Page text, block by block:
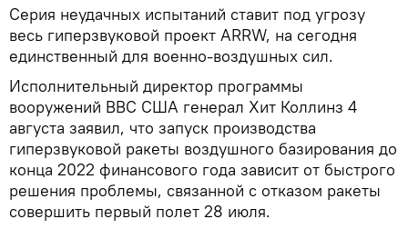
Серия неудачных испытаний ставит под угрозу
весь гиперзвуковой проект ARRW, на сегодня
единственный для военно-воздушных сил.
Исполнительный директор программы
вооружений ВВС США генерал Хит Коллинз 4
августа заявил, что запуск производства
гиперзвуковой ракеты воздушного базирования до
конца 2022 финансового года зависит от быстрого
решения проблемы, связанной с отказом ракеты
совершить первый полет 28 июля.